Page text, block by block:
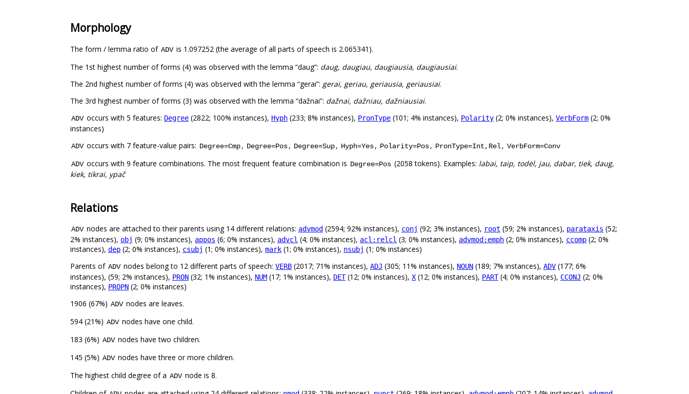
Morphology
The form / lemma ratio of ADV is 1.097252 (the average of all parts of speech is 2.065341).
The 1st highest number of forms (4) was observed with the lemma “daug”: daug, daugiau, daugiausia, daugiausiai.
The 2nd highest number of forms (4) was observed with the lemma “gerai”: gerai, geriau, geriausia, geriausiai.
The 3rd highest number of forms (3) was observed with the lemma “dažnai”: dažnai, dažniau, dažniausiai.
ADV occurs with 5 features: Degree (2822; 100% instances), Hyph (233; 8% instances), PronType (101; 4% instances), Polarity (2; 0% instances), VerbForm (2; 0%
instances)
ADV occurs with 7 feature-value pairs: Degree=Cmp, Degree=Pos, Degree=Sup, Hyph=Yes, Polarity=Pos, PronType=Int,Rel, VerbForm=Conv
ADV occurs with 9 feature combinations. The most frequent feature combination is Degree=Pos (2058 tokens). Examples: labai, taip, todėl, jau, dabar, tiek, daug,
kiek, tikrai, ypač
Relations
ADV nodes are attached to their parents using 14 different relations: advmod (2594; 92% instances), conj (92; 3% instances), root (59; 2% instances), parataxis (52;
2% instances), obj (9; 0% instances), appos (6; 0% instances), advcl (4; 0% instances), acl:relcl (3; 0% instances), advmod:emph (2; 0% instances), ccomp (2; 0%
instances), dep (2; 0% instances), csubj (1; 0% instances), mark (1; 0% instances), nsubj (1; 0% instances)
Parents of ADV nodes belong to 12 different parts of speech: VERB (2017; 71% instances), ADJ (305; 11% instances), NOUN (189; 7% instances), ADV (177; 6%
instances), (59; 2% instances), PRON (32; 1% instances), NUM (17; 1% instances), DET(12; 0% instances), X (12; 0% instances), PART(4; 0% instances), CCONJ (2; 0%
instances), PROPN (2; 0% instances)
1906 (67%) ADV nodes are leaves.
594 (21%) ADV nodes have one child.
183 (6%) ADV nodes have two children.
145 (5%) ADV nodes have three or more children.
The highest child degree of a ADV node is 8.